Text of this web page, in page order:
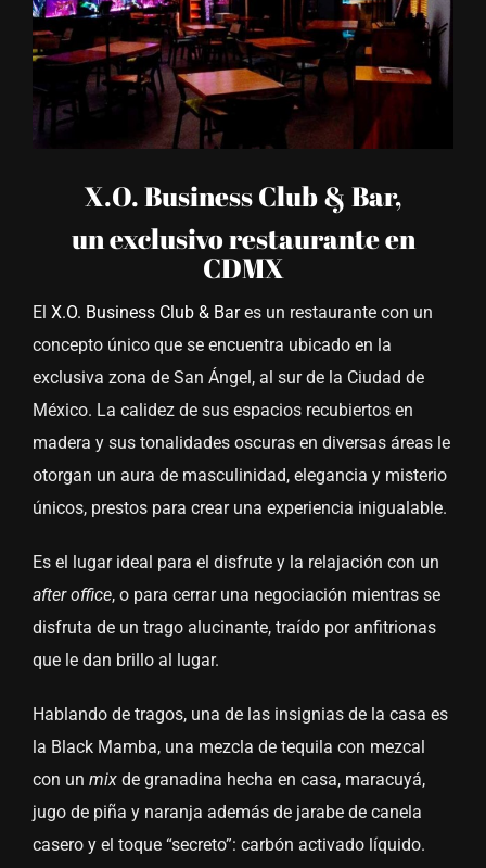
X.O. Business Club & Bar,
un exclusivo restaurante en
CDMX
El X.O. Business Club & Bares un restaurante con un
concepto único que se encuentra ubicado en la
exclusiva zona de San Ángel, al sur de la Ciudad de
México. La calidez de sus espacios recubiertos en
madera y sus tonalidades oscuras en diversas áreas le
otorgan un aura de masculinidad, elegancia y misterio
únicos, prestos para crear una experiencia inigualable.
Es el lugar ideal para el disfrute y la relajación con un
after office, o para cerrar una negociación mientras se
disfruta de un trago alucinante, traído por anfitrionas
que le dan brillo al lugar.
Hablando de tragos, una de las insignias de la casa es
la Black Mamba, una mezcla de tequila con mezcal
con un mix de granadina hecha en casa, maracuyá,
jugo de piña y naranja además de jarabe de canela
casero y el toque “secreto”: carbón activado líquido.